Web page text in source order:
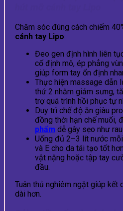
Chăm sóc đúng cách chiếm
cánh tay Lipo:
Đeo gen định hình liên
cố định mô, ép phẳng
giúp form tay ổn định
Thực hiện massage dẫn
thứ 2 nhằm giảm sưng,
trợ quá trình hồi phục tự
Duy trì chế độ ăn giàu
đồng thời hạn chế muối,
phẩm dễ gây sẹo như
Uống đủ 2–3 lít nước
và E cho da tái tạo tốt
vật nặng hoặc tập tay
đầu.
Tuân thủ nghiêm ngặt giúp kết
dài hơn.